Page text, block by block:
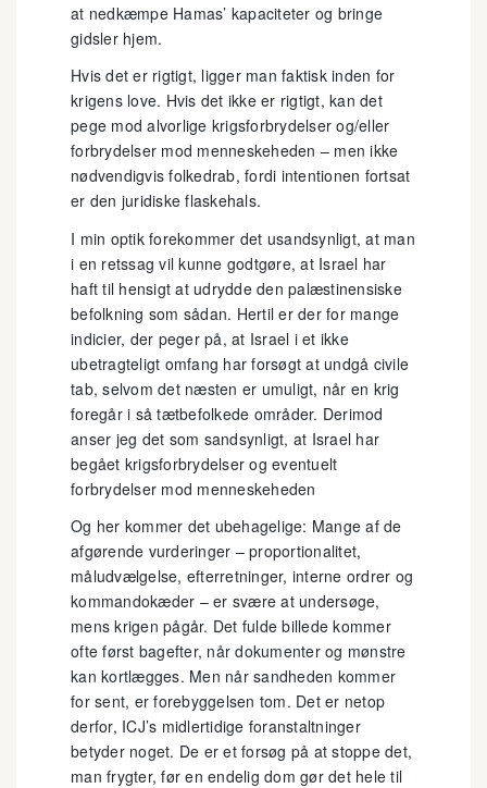
at nedkæmpe Hamas’ kapaciteter og bringe
gidsler hjem.
Hvis det er rigtigt, ligger man faktisk inden for
krigens love. Hvis det ikke er rigtigt, kan det
pege mod alvorlige krigsforbrydelser og/eller
forbrydelser mod menneskeheden – men ikke
nødvendigvis folkedrab, fordi intentionen fortsat
er den juridiske flaskehals.
I min optik forekommer det usandsynligt, at man
i en retssag vil kunne godtgøre, at Israel har
haft til hensigt at udrydde den palæstinensiske
befolkning som sådan. Hertil er der for mange
indicier, der peger på, at Israel i et ikke
ubetragteligt omfang har forsøgt at undgå civile
tab, selvom det næsten er umuligt, når en krig
foregår i så tætbefolkede områder. Derimod
anser jeg det som sandsynligt, at Israel har
begået krigsforbrydelser og eventuelt
forbrydelser mod menneskeheden
Og her kommer det ubehagelige: Mange af de
afgørende vurderinger – proportionalitet,
måludvælgelse, efterretninger, interne ordrer og
kommandokæder – er svære at undersøge,
mens krigen pågår. Det fulde billede kommer
ofte først bagefter, når dokumenter og mønstre
kan kortlægges. Men når sandheden kommer
for sent, er forebyggelsen tom. Det er netop
derfor, ICJ’s midlertidige foranstaltninger
betyder noget. De er et forsøg på at stoppe det,
man frygter, før en endelig dom gør det hele til